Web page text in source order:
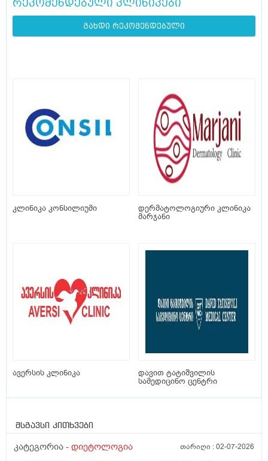
რეკომენდებული კლინიკები
გახდი რეკომენდებული
კლინიკა კონსილიუმი
დერმატოლოგიური კლინიკა
მარჯანი
ავერსის კლინიკა
დავით ტატიშვილის
სამედიცინო ცენტრი
მსგავსი კითხვები
კატეგორია - დიეტოლოგია თარიღი :02-07-2026